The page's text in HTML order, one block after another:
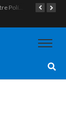
Taxista de 32 anos é retirado de casa à força e executado a tiros na calçada em Macaíba